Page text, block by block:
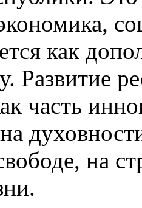
как
Развитие
часть
на